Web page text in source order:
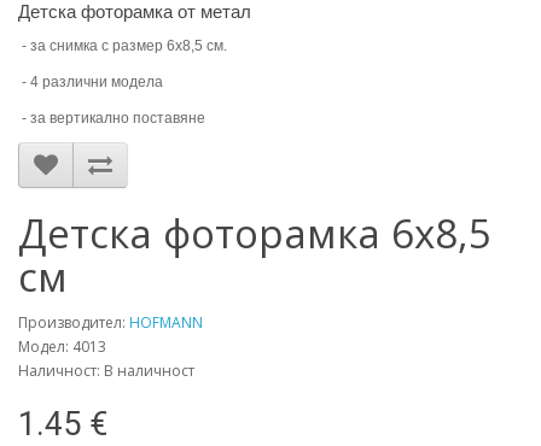
Детска фоторамка от метал
- за снимка с размер 6х8,5 см.
- 4 различни модела
- за вертикално поставяне
Детска фоторамка 6х8,5
см
Производител: HOFMANN
Модел: 4013
Наличност: В наличност
1.45 €